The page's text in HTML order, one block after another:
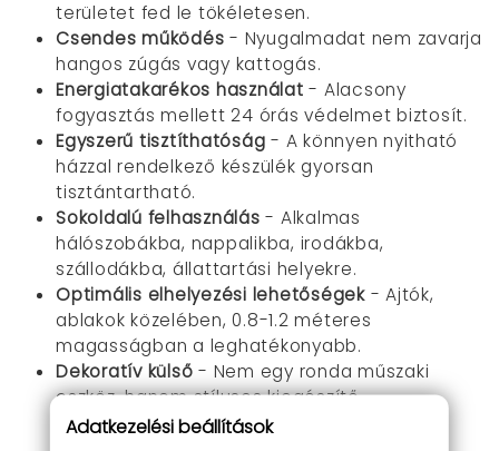
területet fed le tökéletesen.
Csendes működés - Nyugalmadat nem zavarja
hangos zúgás vagy kattogás.
Energiatakarékos használat - Alacsony
fogyasztás mellett 24 órás védelmet biztosít.
Egyszerű tisztíthatóság - A könnyen nyitható
házzal rendelkező készülék gyorsan
tisztántartható.
Sokoldalú felhasználás - Alkalmas
hálószobákba, nappalikba, irodákba,
szállodákba, állattartási helyekre.
Optimális elhelyezési lehetőségek- Ajtók,
ablakok közelében, 0.8-1.2 méteres
magasságban a leghatékonyabb.
Dekoratív külső - Nem egy ronda műszaki
eszköz, hanem stílusos kiegészítő
otthonodban.
Adatkezelési beállítások